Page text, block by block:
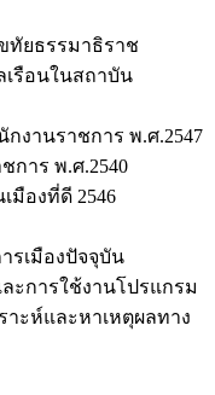
ทัยธรรมาธิราช
รือนในสถาบัน
งานราชการ พ.ศ.2547
าร พ.ศ.2540
องที่ดี 2546
รเมืองปัจจุบัน
ะการใช้งานโปรแกรม
าะห์และหาเหตุผลทาง